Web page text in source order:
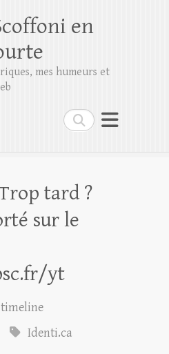
Rechercher
en
mes humeurs et
tard ?
sur le
yt
Identi.ca